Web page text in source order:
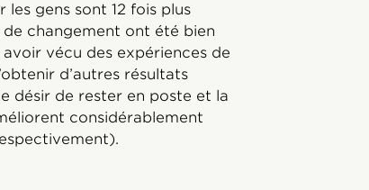
les gens sont 12 fois plus
de changement ont été bien
vécu des expériences de
d’autres résultats
désir de rester en poste et la
considérablement